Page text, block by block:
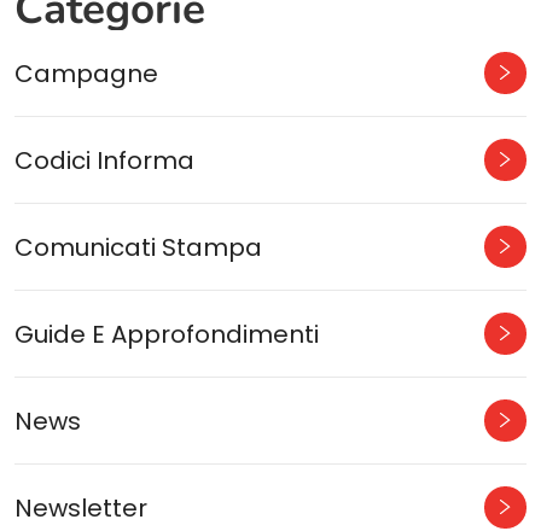
Campagne
Codici Informa
Comunicati Stampa
Guide E Approfondimenti
News
Newsletter